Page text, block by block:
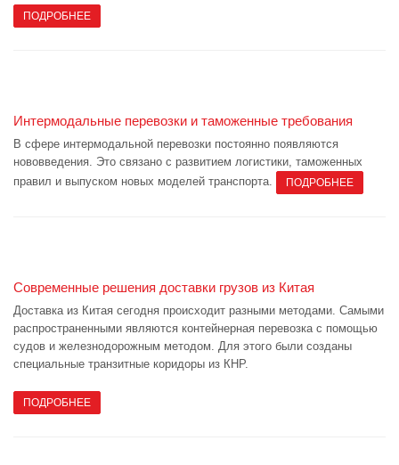
ПОДРОБНЕЕ
Интермодальные перевозки и таможенные требования
В сфере интермодальной перевозки постоянно появляются
нововведения. Это связано с развитием логистики, таможенных
правил и выпуском новых моделей транспорта.
ПОДРОБНЕЕ
Современные решения доставки грузов из Китая
Доставка из Китая сегодня происходит разными методами. Самыми
распространенными являются контейнерная перевозка с помощью
судов и железнодорожным методом. Для этого были созданы
специальные транзитные коридоры из КНР.
ПОДРОБНЕЕ